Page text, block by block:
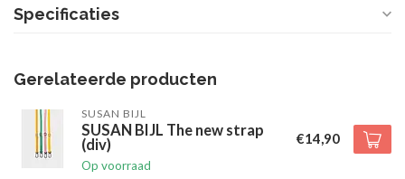
Specificaties
Gerelateerde producten
SUSAN BIJL
SUSAN BIJL The new strap
(div)
Op voorraad
€14,90